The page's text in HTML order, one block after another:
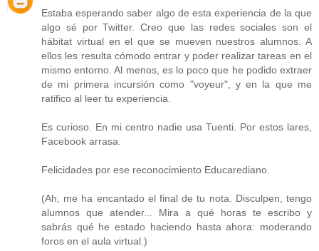
Estaba esperando saber algo de esta experiencia de la que
algo sé por Twitter. Creo que las redes sociales son el
hábitat virtual en el que se mueven nuestros alumnos. A
ellos les resulta cómodo entrar y poder realizar tareas en el
mismo entorno. Al menos, es lo poco que he podido extraer
de mi primera incursión como "voyeur", y en la que me
ratifico al leer tu experiencia.
Es curioso. En mi centro nadie usa Tuenti. Por estos lares,
Facebook arrasa.
Felicidades por ese reconocimiento Educarediano.
(Ah, me ha encantado el final de tu nota. Disculpen, tengo
alumnos que atender... Mira a qué horas te escribo y
sabrás qué he estado haciendo hasta ahora: moderando
foros en el aula virtual.)